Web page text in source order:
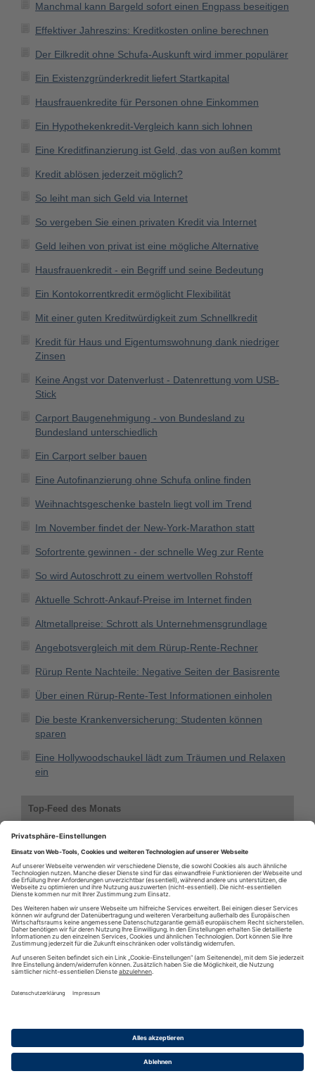
Manchmal kann Bargeld sofort einen Engpass beseitigen
Effektiver Jahreszins: Kreditkosten online berechnen
Der Eilkredit ohne Schufa-Auskunft wird immer populärer
Ein Existenzgründerkredit liefert Startkapital
Hausfrauenkredite für Personen ohne Einkommen
Ein Hypothekenkredit-Vergleich kann sich lohnen
Eine Kreditfinanzierung ist Geld, das von außen kommt
Kredit ablösen jederzeit möglich?
So leiht man sich Geld via Internet
So vergeben Sie einen privaten Kredit via Internet
Geld leihen von privat ist eine mögliche Alternative
Hausfrauenkredit - ein Begriff und seine Bedeutung
Ein Kontokorrentkredit ermöglicht Flexibilität
Mit einer guten Kreditwürdigkeit zum Schnellkredit
Kredit für Haus und Eigentumswohnung dank niedriger
Zinsen
Keine Angst vor Datenverlust - Datenrettung vom USB-
Stick
Carport Baugenehmigung - von Bundesland zu
Bundesland unterschiedlich
Ein Carport selber bauen
Eine Autofinanzierung ohne Schufa online finden
Weihnachtsgeschenke basteln liegt voll im Trend
Im November findet der New-York-Marathon statt
Sofortrente gewinnen - der schnelle Weg zur Rente
So wird Autoschrott zu einem wertvollen Rohstoff
Aktuelle Schrott-Ankauf-Preise im Internet finden
Altmetallpreise: Schrott als Unternehmensgrundlage
Angebotsvergleich mit dem Rürup-Rente-Rechner
Rürup Rente Nachteile: Negative Seiten der Basisrente
Über einen Rürup-Rente-Test Informationen einholen
Die beste Krankenversicherung: Studenten können
sparen
Eine Hollywoodschaukel lädt zum Träumen und Relaxen
ein
Top-Feed des Monats
p2pPlus - Ein Blog rund um p2p - Kredite
Kreditvergleich mit Creditgude
Bilanz-Blog.de
Zwangsversteigerungs-Ratgeber
Duratio - Kreditvergleiche und Informationen zu Finanzierungen
Datenschutzinformationen·Cookie-Einstellungen·Impressum · AGB
& Nutzungsbedingungen·Partnerprogramme